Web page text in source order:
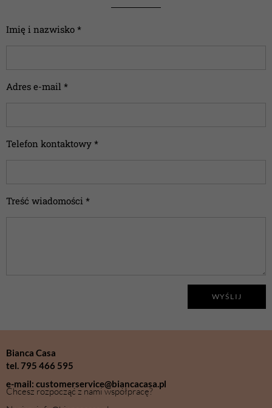
Imię i nazwisko *
Adres e-mail *
Telefon kontaktowy *
Treść wiadomości *
WYŚLIJ
Bianca Casa
tel. 795 466 595
e-mail: customerservice@biancacasa.pl
Chcesz rozpocząć z nami współpracę?